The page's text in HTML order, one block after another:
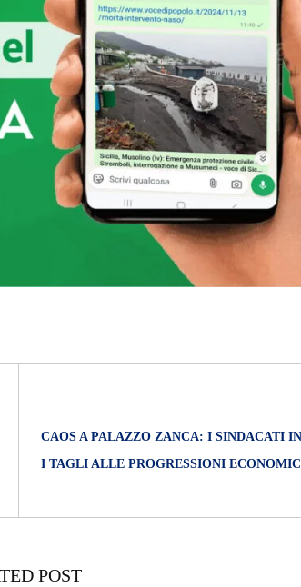
CAOS A PALAZZO ZANCA: I SINDACATI
I TAGLI ALLE PROGRESSIONI
POST